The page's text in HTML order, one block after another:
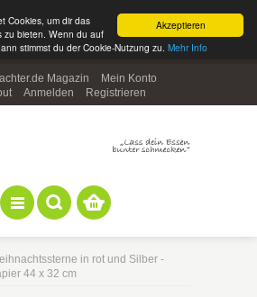
Akzeptieren
Cookies, um dir das
zu bieten. Wenn du auf
stimmst du der Cookie-Nutzung zu. Mehr Info
Magazin
Mein Konto
Anmelden Registrieren
in rot und Silber -
44 x 32 cm